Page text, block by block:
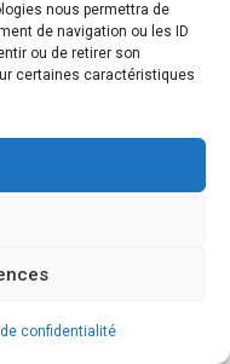
nous permettra de
de navigation ou les ID
ou de retirer son
certaines caractéristiques
confidentialité